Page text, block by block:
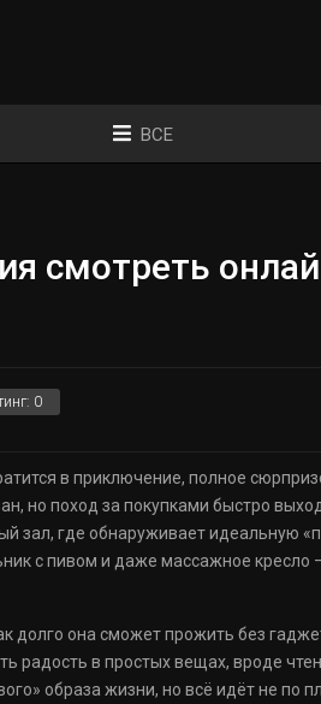
ВСЕ
смотреть
0
в приключение, полное
но поход за покупками быстро
зал, где обнаруживает идеальную
с пивом и даже массажное
долго она сможет прожить без
радость в простых вещах, вроде
образа жизни, но всё идёт не по